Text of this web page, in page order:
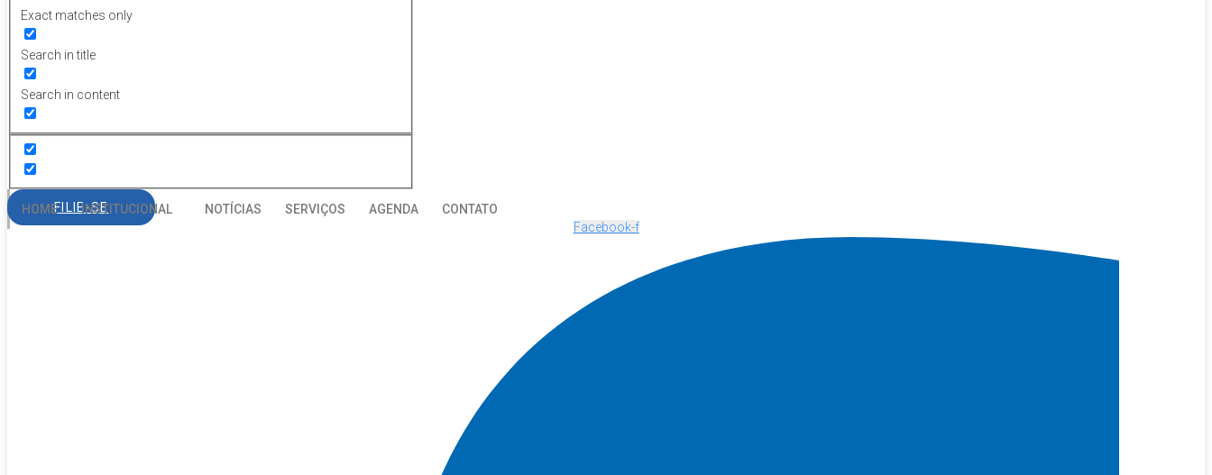
Exact matches only
Search in title
Search in content
HOME INSTITUCIONAL NOTÍCIAS SERVIÇOS AGENDA CONTATO
FILIE-SE
Facebook-f